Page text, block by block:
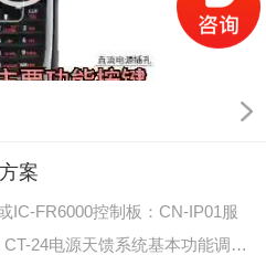
案
IC-FR6000控制板：CN-IP01服
24电源天馈系统基本功能调度